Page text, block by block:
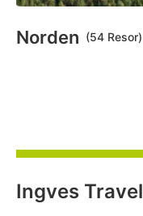
Norden (54 Resor)
Ingves Travel